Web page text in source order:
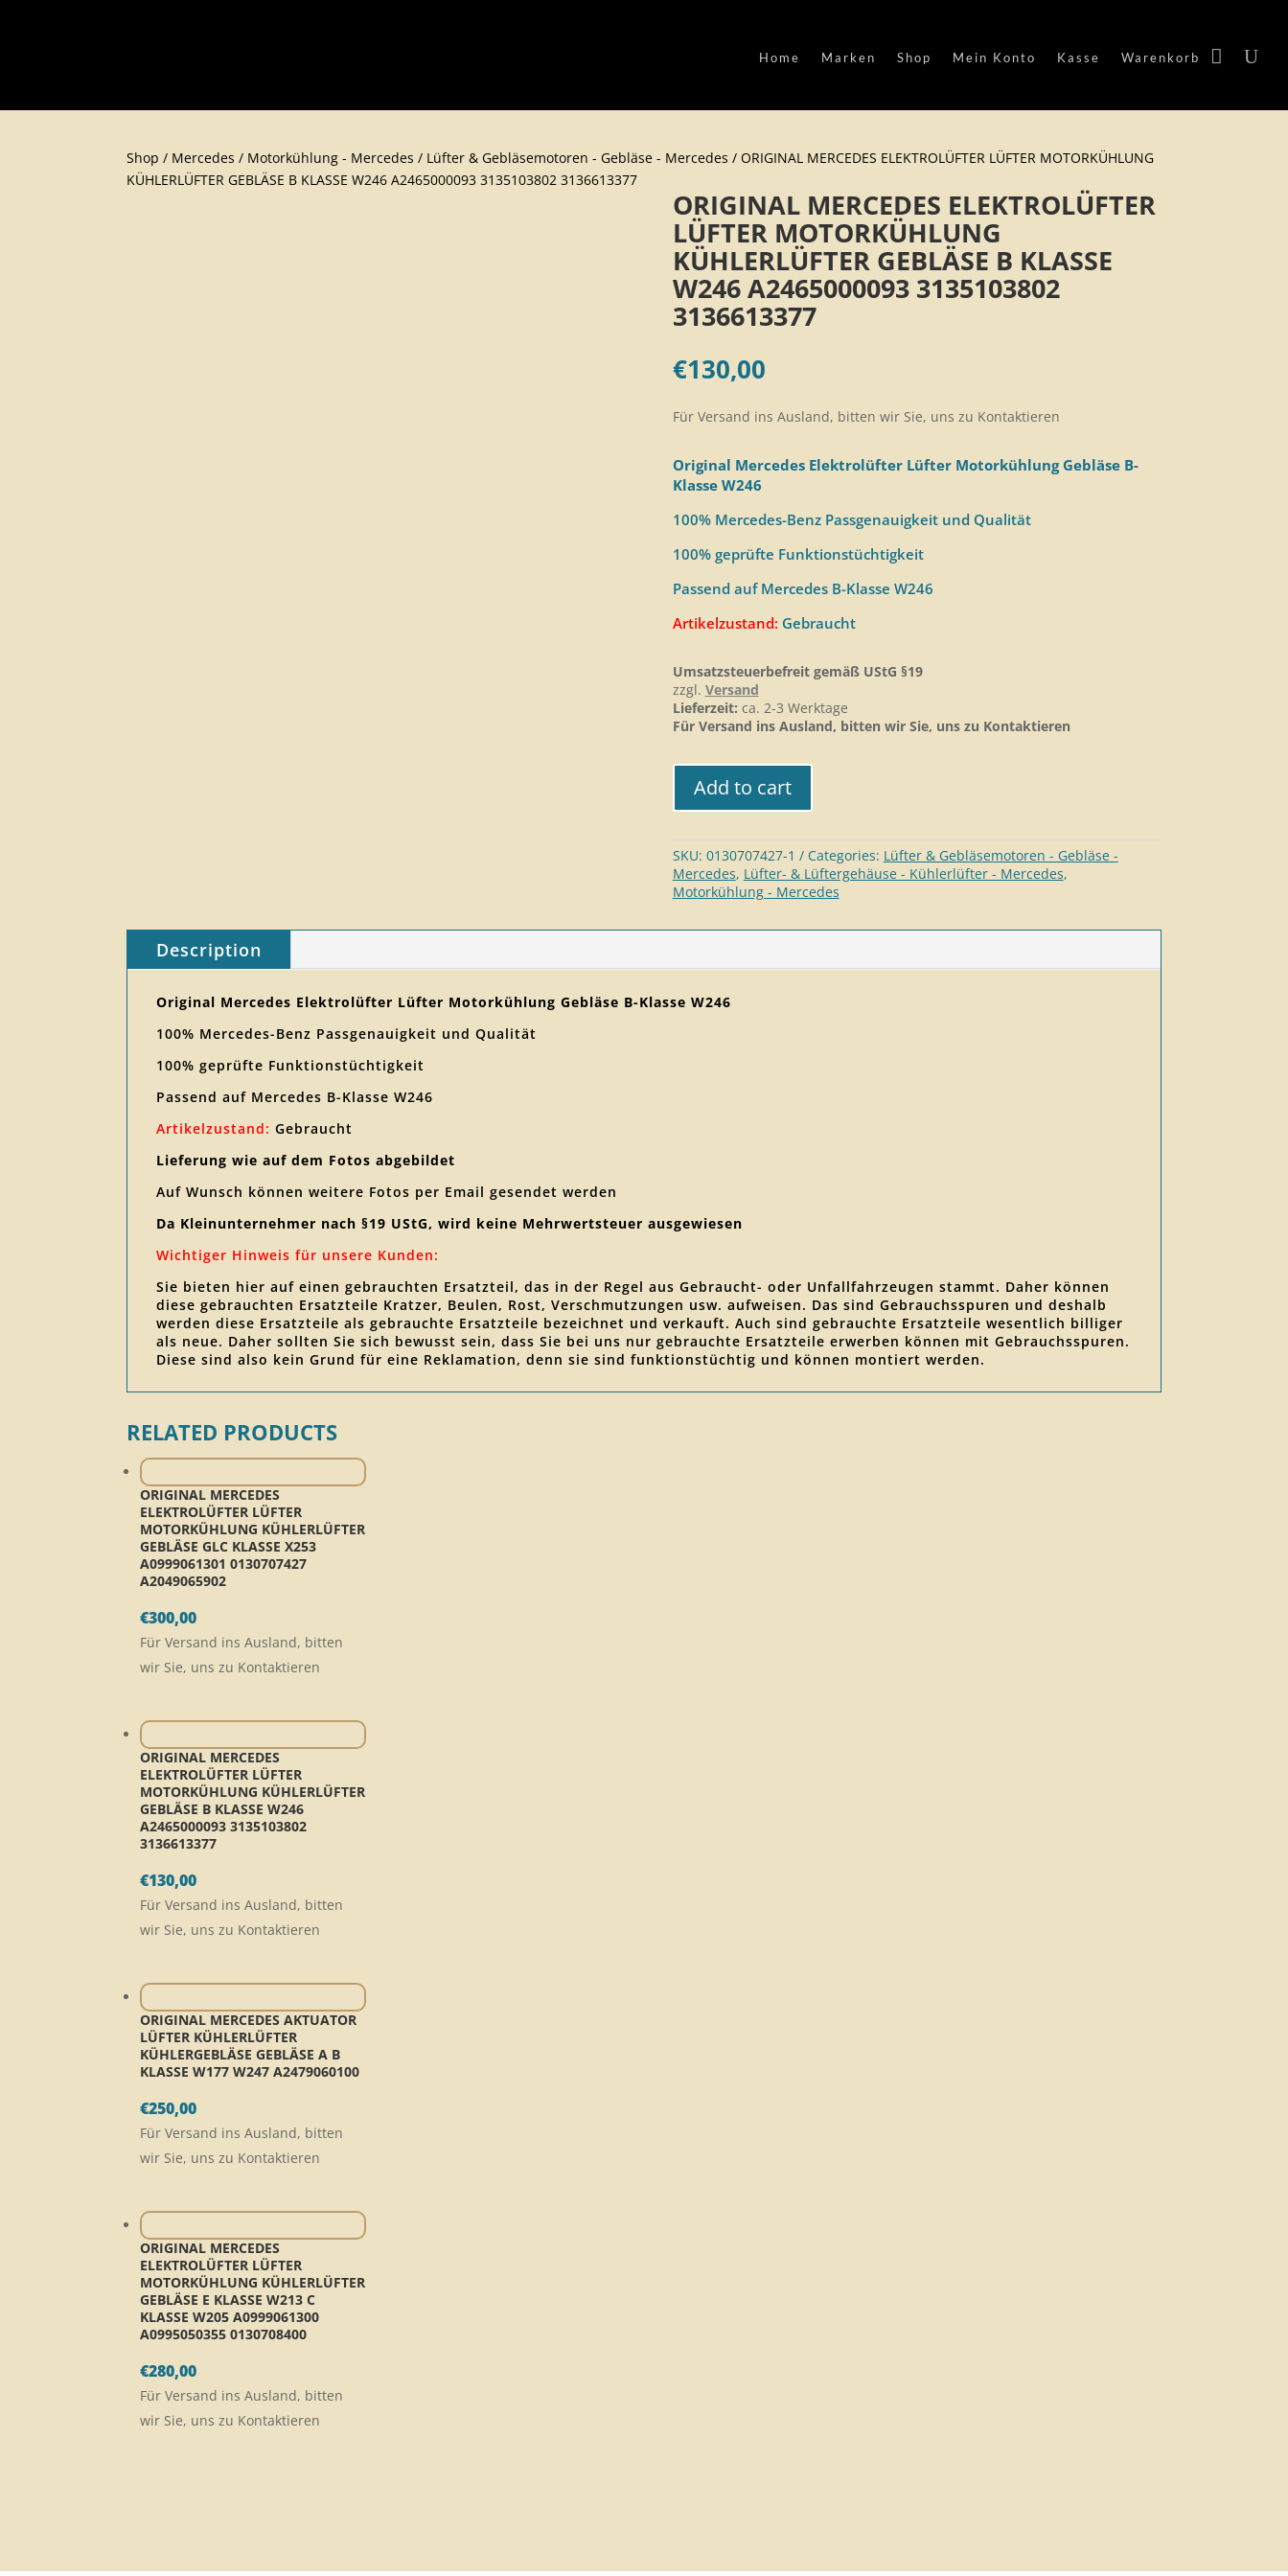
Home Marken Shop Mein Konto Kasse Warenkorb
Shop / Mercedes / Motorkühlung - Mercedes / Lüfter & Gebläsemotoren - Gebläse - Mercedes / ORIGINAL MERCEDES ELEKTROLÜFTER LÜFTER MOTORKÜHLUNG
KÜHLERLÜFTER GEBLÄSE B KLASSE W246 A2465000093 3135103802 3136613377
ORIGINAL MERCEDES ELEKTROLÜFTER
LÜFTER MOTORKÜHLUNG
KÜHLERLÜFTER GEBLÄSE B KLASSE
W246 A2465000093 3135103802
3136613377
€130,00
Für Versand ins Ausland, bitten wir Sie, uns zu Kontaktieren
Original Mercedes Elektrolüfter Lüfter Motorkühlung Gebläse B-
Klasse W246
100% Mercedes-Benz Passgenauigkeit und Qualität
100% geprüfte Funktionstüchtigkeit
Passend auf Mercedes B-Klasse W246
Artikelzustand: Gebraucht
Umsatzsteuerbefreit gemäß UStG §19
zzgl. Versand
Lieferzeit: ca. 2-3 Werktage
Für Versand ins Ausland, bitten wir Sie, uns zu Kontaktieren
Add to cart
SKU: 0130707427-1 Categories: Lüfter & Gebläsemotoren - Gebläse -
Mercedes, Lüfter- & Lüftergehäuse - Kühlerlüfter - Mercedes,
Motorkühlung - Mercedes
Description
Original Mercedes Elektrolüfter Lüfter Motorkühlung Gebläse B-Klasse W246
100% Mercedes-Benz Passgenauigkeit und Qualität
100% geprüfte Funktionstüchtigkeit
Passend auf Mercedes B-Klasse W246
Artikelzustand: Gebraucht
Lieferung wie auf dem Fotos abgebildet
Auf Wunsch können weitere Fotos per Email gesendet werden
Da Kleinunternehmer nach §19 UStG, wird keine Mehrwertsteuer ausgewiesen
Wichtiger Hinweis für unsere Kunden:
Sie bieten hier auf einen gebrauchten Ersatzteil, das in der Regel aus Gebraucht- oder Unfallfahrzeugen stammt. Daher können
diese gebrauchten Ersatzteile Kratzer, Beulen, Rost, Verschmutzungen usw. aufweisen. Das sind Gebrauchsspuren und deshalb
werden diese Ersatzteile als gebrauchte Ersatzteile bezeichnet und verkauft. Auch sind gebrauchte Ersatzteile wesentlich billiger
als neue. Daher sollten Sie sich bewusst sein, dass Sie bei uns nur gebrauchte Ersatzteile erwerben können mit Gebrauchsspuren.
Diese sind also kein Grund für eine Reklamation, denn sie sind funktionstüchtig und können montiert werden.
RELATED PRODUCTS
ORIGINAL MERCEDES
ELEKTROLÜFTER LÜFTER
MOTORKÜHLUNG KÜHLERLÜFTER
GEBLÄSE GLC KLASSE X253
A0999061301 0130707427
A2049065902
€300,00
Für Versand ins Ausland, bitten
wir Sie, uns zu Kontaktieren
ORIGINAL MERCEDES
ELEKTROLÜFTER LÜFTER
MOTORKÜHLUNG KÜHLERLÜFTER
GEBLÄSE B KLASSE W246
A2465000093 3135103802
3136613377
€130,00
Für Versand ins Ausland, bitten
wir Sie, uns zu Kontaktieren
ORIGINAL MERCEDES AKTUATOR
LÜFTER KÜHLERLÜFTER
KÜHLERGEBLÄSE GEBLÄSE A B
KLASSE W177 W247 A2479060100
€250,00
Für Versand ins Ausland, bitten
wir Sie, uns zu Kontaktieren
ORIGINAL MERCEDES
ELEKTROLÜFTER LÜFTER
MOTORKÜHLUNG KÜHLERLÜFTER
GEBLÄSE E KLASSE W213 C
KLASSE W205 A0999061300
A0995050355 0130708400
€280,00
Für Versand ins Ausland, bitten
wir Sie, uns zu Kontaktieren